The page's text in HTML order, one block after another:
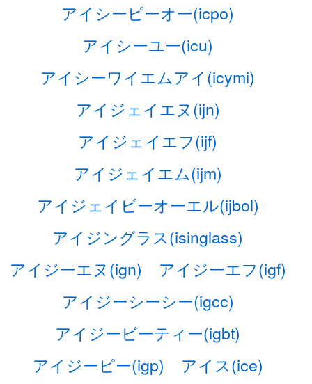
アイシーピーオー(icpo)
アイシーユー(icu)
アイシーワイエムアイ(icymi)
アイジェイエヌ(ijn)
アイジェイエフ(ijf)
アイジェイエム(ijm)
アイジェイビーオーエル(ijbol)
アイジングラス(isinglass)
アイジーエヌ(ign)
アイジーエフ(igf)
アイジーシーシー(igcc)
アイジービーティー(igbt)
アイジーピー(igp)
アイス(ice)